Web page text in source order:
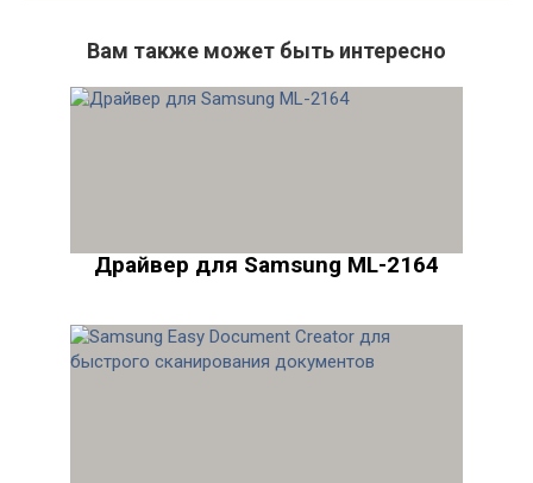
Вам также может быть интересно
Драйвер для Samsung ML-2164